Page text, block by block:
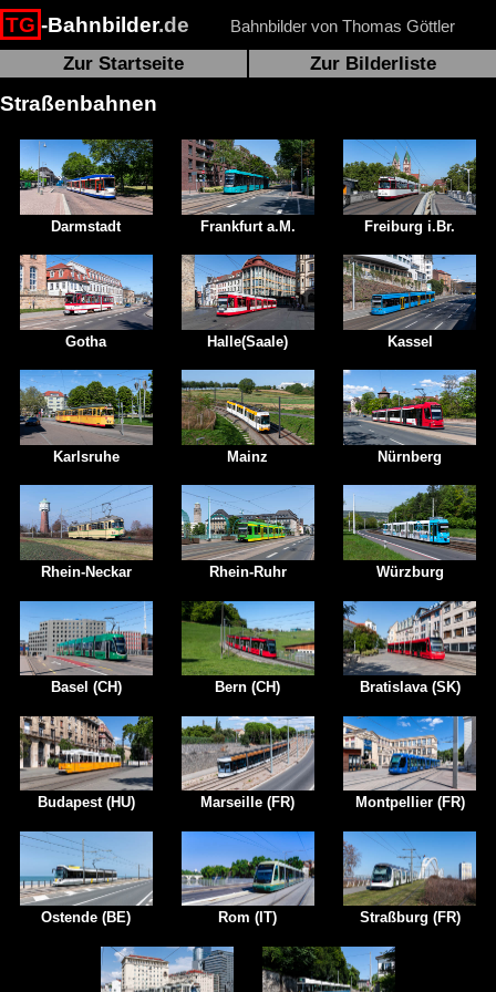
TG -Bahnbilder.de Bahnbilder von Thomas Göttler
Zur Startseite Zur Bilderliste
Straßenbahnen
Darmstadt Frankfurt a.M. Freiburg i.Br.
Gotha Halle(Saale) Kassel
Karlsruhe Mainz Nürnberg
Rhein-Neckar Rhein-Ruhr Würzburg
Basel (CH) Bern (CH) Bratislava (SK)
Budapest (HU) Marseille (FR) Montpellier (FR)
Ostende (BE) Rom (IT) Straßburg (FR)